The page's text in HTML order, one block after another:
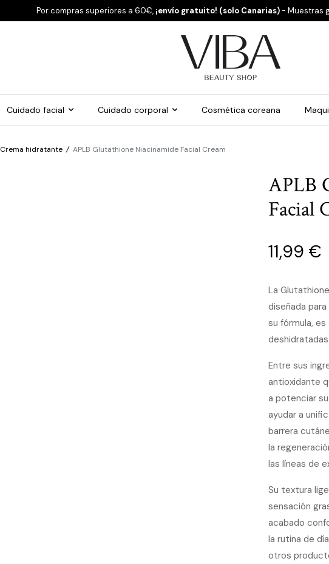
Por compras superiores a 60€, ¡envío gratuito! (solo Canarias) - Muestras
Cuidado facial Cuidado corporal Cosmética coreana
Crema hidratante / APLB Glutathione Niacinamide Facial Cream
APLB
Facial
11,99 €
La
diseñada
su fórmula,
deshidratadas.
Entre sus
antioxidante
a potenciar
ayudar a
barrera
la
las líneas de
Su textura
sensación
acabado
la rutina de
otros